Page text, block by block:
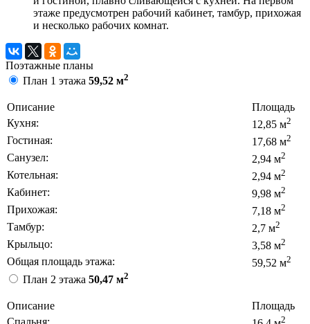
этаже предусмотрен рабочий кабинет, тамбур, прихожая
и несколько рабочих комнат.
Поэтажные планы
План 1 этажа 59,52 м2
Описание
Площадь
Кухня:
12,85 м2
Гостиная: 17,68 м2
Санузел: 2,94 м2
Котельная: 2,94 м2
Кабинет: 9,98 м2
Прихожая: 7,18 м2
Тамбур: 2,7 м2
Крыльцо: 3,58 м2
Общая площадь этажа: 59,52 м2
План 2 этажа 50,47 м2
Описание
Площадь
2